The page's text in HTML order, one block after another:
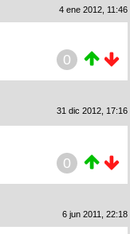
4 ene 2012, 11:46
0
31 dic 2012, 17:16
0
6 jun 2011, 22:18